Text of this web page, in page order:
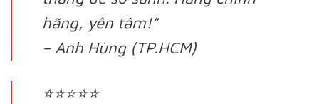
hãng, yên tâm!”
– Anh Hùng (TP.HCM)
⭐⭐⭐⭐⭐